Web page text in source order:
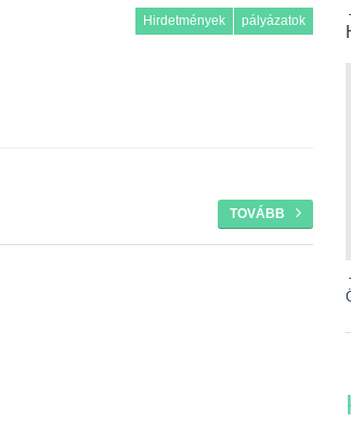
Hirdetmények pályázatok
TOVÁBB